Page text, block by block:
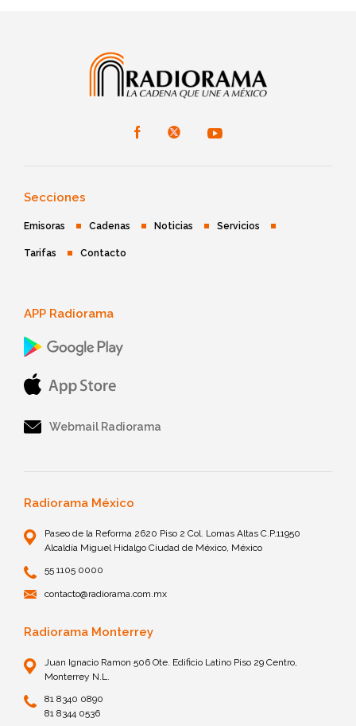
Secciones
Emisoras Cadenas Noticias Servicios
Tarifas Contacto
APP Radiorama
Webmail Radiorama
Radiorama México
Paseo de la Reforma 2620 Piso 2 Col. Lomas Altas C.P.11950
Alcaldía Miguel Hidalgo Ciudad de México, México
55 1105 0000
contacto@radiorama.com.mx
Radiorama Monterrey
Juan Ignacio Ramon 506 Ote. Edificio Latino Piso 29 Centro,
Monterrey N.L.
81 8340 0890
81 8344 0536